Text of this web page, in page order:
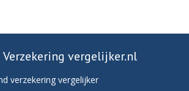
vergelijker.nl
verzekering vergelijker